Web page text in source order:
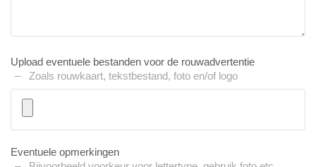
Upload eventuele bestanden voor de rouwadvertentie
Zoals rouwkaart, tekstbestand, foto en/of logo
Eventuele opmerkingen